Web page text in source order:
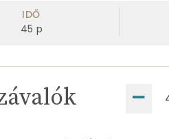
IDŐ
45 p